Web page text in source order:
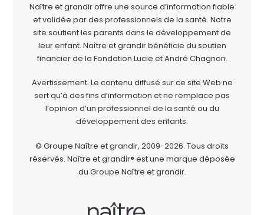
Naître et grandir offre une source d’information fiable
et validée par des professionnels de la santé. Notre
site soutient les parents dans le développement de
leur enfant. Naître et grandir bénéficie du soutien
financier de la Fondation Lucie et André Chagnon.
Avertissement. Le contenu diffusé sur ce site Web ne
sert qu’à des fins d’information et ne remplace pas
l’opinion d’un professionnel de la santé ou du
développement des enfants.
© Groupe Naître et grandir, 2009-2026. Tous droits
réservés. Naître et grandir® est une marque déposée
du Groupe Naître et grandir.